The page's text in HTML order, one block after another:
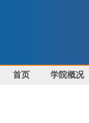
首页 学院概况